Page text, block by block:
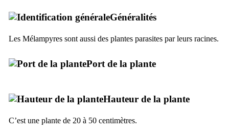
Généralités
Les Mélampyres sont aussi des plantes parasites par leurs racines.
Port de la plante
Hauteur de la plante
C’est une plante de 20 à 50 centimètres.